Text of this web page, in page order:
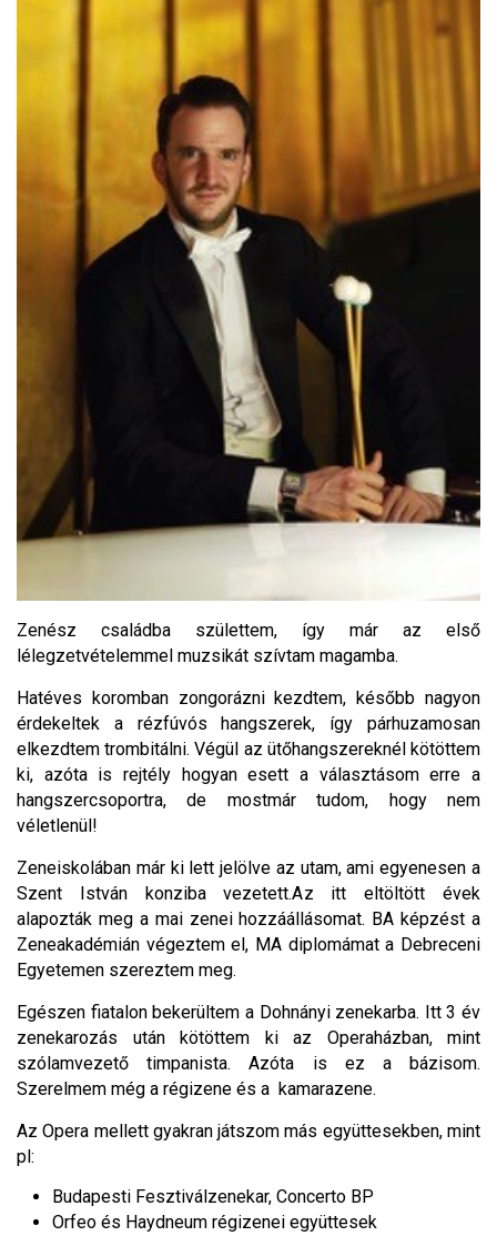
Zenész családba születtem, így már az első
lélegzetvételemmel muzsikát szívtam magamba.
Hatéves koromban zongorázni kezdtem, később nagyon
érdekeltek a rézfúvós hangszerek, így párhuzamosan
elkezdtem trombitálni. Végül az ütőhangszereknél kötöttem
ki, azóta is rejtély hogyan esett a választásom erre a
hangszercsoportra, de mostmár tudom, hogy nem
véletlenül!
Zeneiskolában már ki lett jelölve az utam, ami egyenesen a
Szent István konziba vezetett.Az itt eltöltött évek
alapozták meg a mai zenei hozzáállásomat. BA képzést a
Zeneakadémián végeztem el, MA diplomámat a Debreceni
Egyetemen szereztem meg.
Egészen fiatalon bekerültem a Dohnányi zenekarba. Itt 3 év
zenekarozás után kötöttem ki az Operaházban, mint
szólamvezető timpanista. Azóta is ez a bázisom.
Szerelmem még a régizene és a kamarazene.
Az Opera mellett gyakran játszom más együttesekben, mint
pl:
Budapesti Fesztiválzenekar, Concerto BP
Orfeo és Haydneum régizenei együttesek